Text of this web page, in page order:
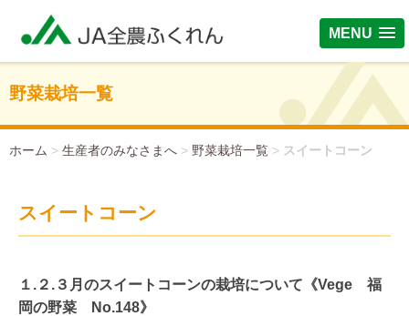
MENU
野菜栽培一覧
ホーム > 生産者のみなさまへ > 野菜栽培一覧 > スイートコーン
スイートコーン
１.２.３月のスイートコーンの栽培について《Vege 福
岡の野菜 No.148》